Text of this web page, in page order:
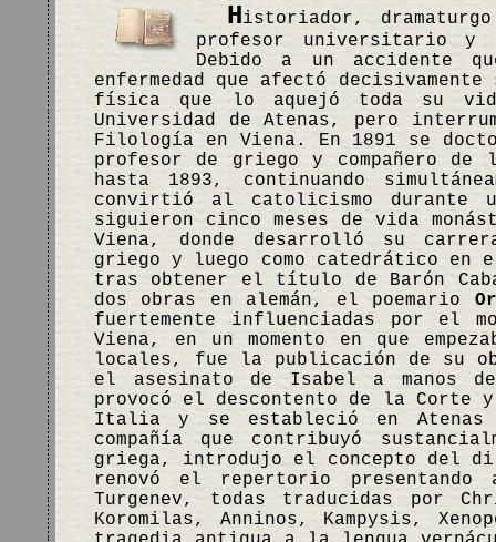
Historiador,
profesor universitario y
Debido a un accidente
enfermedad que afectó
física que lo aquejó toda su
Universidad de Atenas, pero
Filología en Viena. En 1891 se
profesor de griego y compañero
hasta 1893, continuando
convirtió al catolicismo
siguieron cinco meses de vida
Viena, donde desarrolló su
griego y luego como catedrático en
tras obtener el título de Barón
dos obras en alemán, el poemario
fuertemente influenciadas por el
Viena, en un momento en que
locales, fue la publicación de su
el asesinato de Isabel a manos
provocó el descontento de la
Italia y se estableció en Atenas
compañía que contribuyó
griega, introdujo el concepto del
renovó el repertorio
Turgenev, todas traducidas por
Koromilas, Anninos, Kampysis,